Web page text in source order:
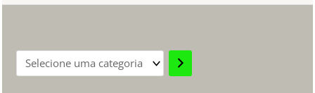
Selecione